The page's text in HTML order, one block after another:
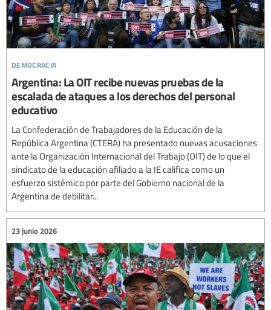
democracia
Argentina: La OIT recibe nuevas pruebas de la
escalada de ataques a los derechos del personal
educativo
La Confederación de Trabajadores de la Educación de la
República Argentina (CTERA) ha presentado nuevas acusaciones
ante la Organización Internacional del Trabajo (OIT) de lo que el
sindicato de la educación afiliado a la IE califica como un
esfuerzo sistémico por parte del Gobierno nacional de la
Argentina de debilitar...
23 junio 2026